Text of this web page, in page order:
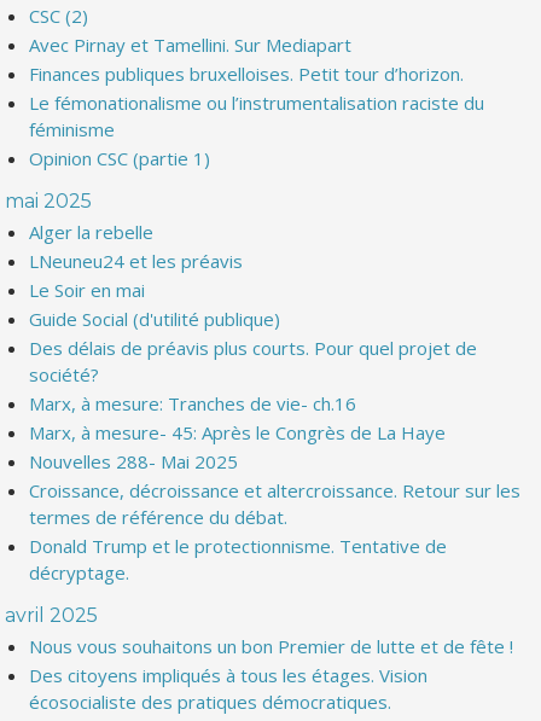
CSC (2)
Avec Pirnay et Tamellini. Sur Mediapart
Finances publiques bruxelloises. Petit tour d’horizon.
Le fémonationalisme ou l’instrumentalisation raciste du
féminisme
Opinion CSC (partie 1)
mai 2025
Alger la rebelle
LNeuneu24 et les préavis
Le Soir en mai
Guide Social (d'utilité publique)
Des délais de préavis plus courts. Pour quel projet de
société?
Marx, à mesure: Tranches de vie- ch.16
Marx, à mesure- 45: Après le Congrès de La Haye
Nouvelles 288- Mai 2025
Croissance, décroissance et altercroissance. Retour sur les
termes de référence du débat.
Donald Trump et le protectionnisme. Tentative de
décryptage.
avril 2025
Nous vous souhaitons un bon Premier de lutte et de fête !
Des citoyens impliqués à tous les étages. Vision
écosocialiste des pratiques démocratiques.